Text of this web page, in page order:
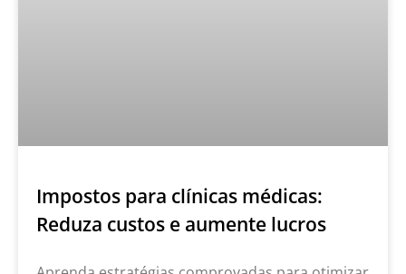
Impostos para clínicas médicas:
Reduza custos e aumente lucros